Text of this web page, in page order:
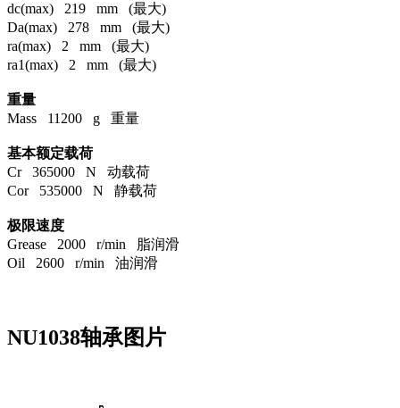
dc(max) 219 mm (最大)
Da(max) 278 mm (最大)
ra(max) 2 mm (最大)
ra1(max) 2 mm (最大)
重量
Mass 11200 g 重量
基本额定载荷
Cr 365000 N 动载荷
Cor 535000 N 静载荷
极限速度
Grease 2000 r/min 脂润滑
Oil 2600 r/min 油润滑
NU1038轴承图片